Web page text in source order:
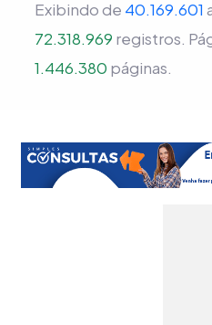
Exibindo de 40.169.601
72.318.969 registros.
1.446.380 páginas.